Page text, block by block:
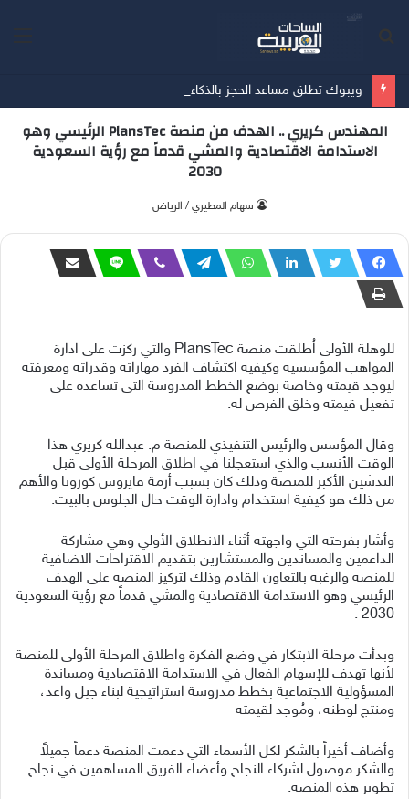
المهندس كريري .. الهدف من منصة PlansTec الرئيسي وهو
الاستدامة الاقتصادية والمشي قدماً مع رؤية السعودية
2030
‫سهام المطيري / الرياض
للوهلة الأولى اُطلقت منصة PlansTec والتي ركزت على ادارة
المواهب المؤسسية وكيفية اكتشاف الفرد مهاراته وقدراته ومعرفته
ليوجد قيمته وخاصة بوضع الخطط المدروسة التي تساعده على
تفعيل قيمته وخلق الفرص له.
وقال المؤسس والرئيس التنفيذي للمنصة م. عبدالله كريري هذا
الوقت الأنسب والذي استعجلنا في اطلاق المرحلة الأولى قبل
التدشين الأكبر للمنصة وذلك كان بسبب أزمة فايروس كورونا والأهم
من ذلك هو كيفية استخدام وادارة الوقت حال الجلوس بالبيت.
وأشار بفرحته التي واجهته أثناء الانطلاق الأولي وهي مشاركة
الداعمين والمساندين والمستشارين بتقديم الاقتراحات الاضافية
للمنصة والرغبة بالتعاون القادم وذلك لتركيز المنصة على الهدف
الرئيسي وهو الاستدامة الاقتصادية والمشي قدماً مع رؤية السعودية
2030 .
وبدأت مرحلة الابتكار في وضع الفكرة واطلاق المرحلة الأولى للمنصة
لأنها تهدف للإسهام الفعال في الاستدامة الاقتصادية ومساندة
المسؤولية الاجتماعية بخطط مدروسة استراتيجية لبناء جيل واعد،
ومنتج لوطنه، ومُوجد لقيمته
وأضاف أخيراً بالشكر لكل الأسماء التي دعمت المنصة دعماً جميلاً
والشكر موصول لشركاء النجاح وأعضاء الفريق المساهمين في نجاح
تطوير هذه المنصة.